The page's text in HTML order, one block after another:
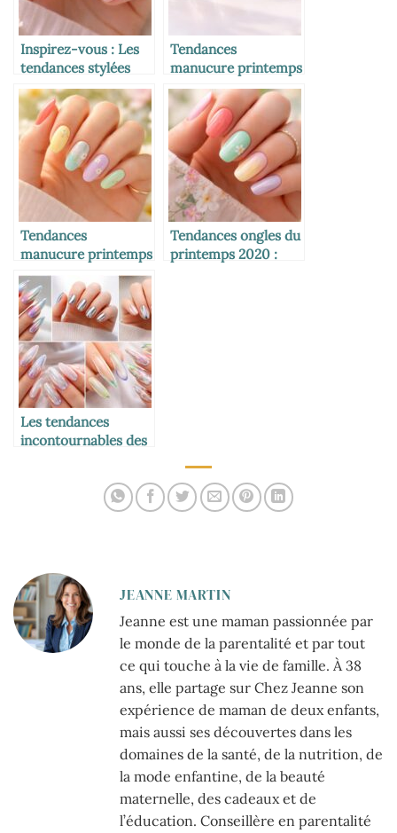
Inspirez-vous : Les
tendances stylées
pour des ongles
courts ce printemps
Tendances
manucure printemps
2026 : les styles
incontournables
pour sublimer vos
ongles
Tendances
manucure printemps
2026 : les ongles à
adopter pour une
saison éclatante
Tendances ongles du
printemps 2020 :
Les tendances
incontournables des
JEANNE MARTIN
Jeanne est une maman passionnée par
le monde de la parentalité et par tout
ce qui touche à la vie de famille. À 38
ans, elle partage sur Chez Jeanne son
expérience de maman de deux enfants,
mais aussi ses découvertes dans les
domaines de la santé, de la nutrition, de
la mode enfantine, de la beauté
maternelle, des cadeaux et de
l’éducation. Conseillère en parentalité